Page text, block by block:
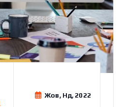
Жов, Нд, 2022